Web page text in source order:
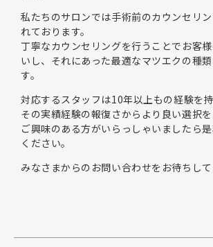
私たちのサロンでは手術前のカウンセリ
れております。
丁寧なカウンセリングを行うことでお客
いし、それにあった最適なマツエクの種
す。
対応するスタッフは10年以上もの経験を持
その実績経験の報復さからより良い選択を
ご興味のある方がいらっしゃいましたら
ください。
みなさまからのお問い合わせをお待ちして